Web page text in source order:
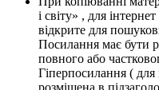
і світу» , для
відкрите для
Посилання має бути
повного або
Гіперпосилання (
розміщена в